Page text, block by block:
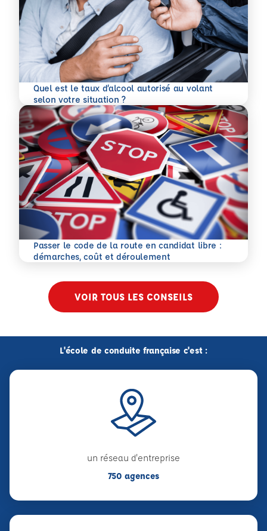
Quel est le taux d’alcool autorisé au volant
selon votre situation ?
En savoir plus
Passer le code de la route en candidat libre :
démarches, coût et déroulement
En savoir plus
VOIR TOUS LES CONSEILS
L'école de conduite française c'est :
un réseau d'entreprise
750 agences